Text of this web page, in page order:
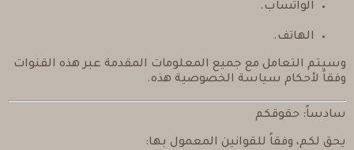
الواتساب.
الهاتف.
وسيتم التعامل مع جميع المعلومات المقدمة عبر هذه القنوات
وفقاً لأحكام سياسة الخصوصية هذه.
سادساً: حقوقكم
يحق لكم، وفقاً للقوانين المعمول بها: